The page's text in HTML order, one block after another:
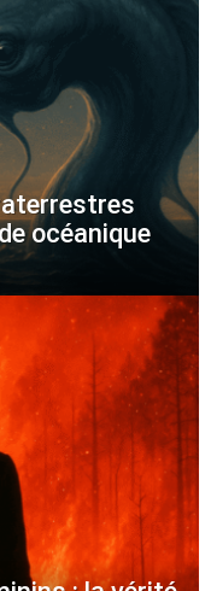
océanique